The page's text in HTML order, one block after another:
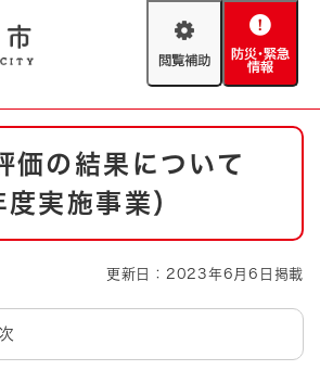
閲
助
防
緊
情
急情報 救急・消防
マップ AED設置箇所
価の結果について
度実施事業）
更新日：2023年6月6日掲載